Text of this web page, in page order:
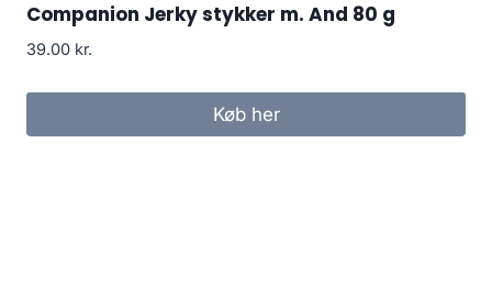
Companion Jerky stykker m. And 80 g
39.00 kr.
Køb her